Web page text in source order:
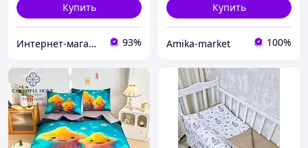
Купить
Интернет-магазин "GLADYS" 93%
Купить
Amika-market 100%